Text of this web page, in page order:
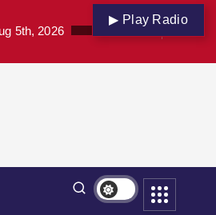
▶ Play Radio
5th, 2026